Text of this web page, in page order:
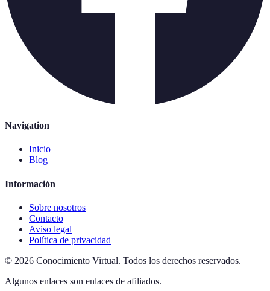
Navigation
Inicio
Blog
Información
Sobre nosotros
Contacto
Aviso legal
Política de privacidad
© 2026 Conocimiento Virtual. Todos los derechos reservados.
Algunos enlaces son enlaces de afiliados.